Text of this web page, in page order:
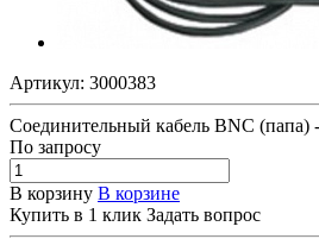
Артикул: 3000383
Соединительный кабель BNC
По запросу
В корзину В корзине
Купить в 1 клик Задать вопрос